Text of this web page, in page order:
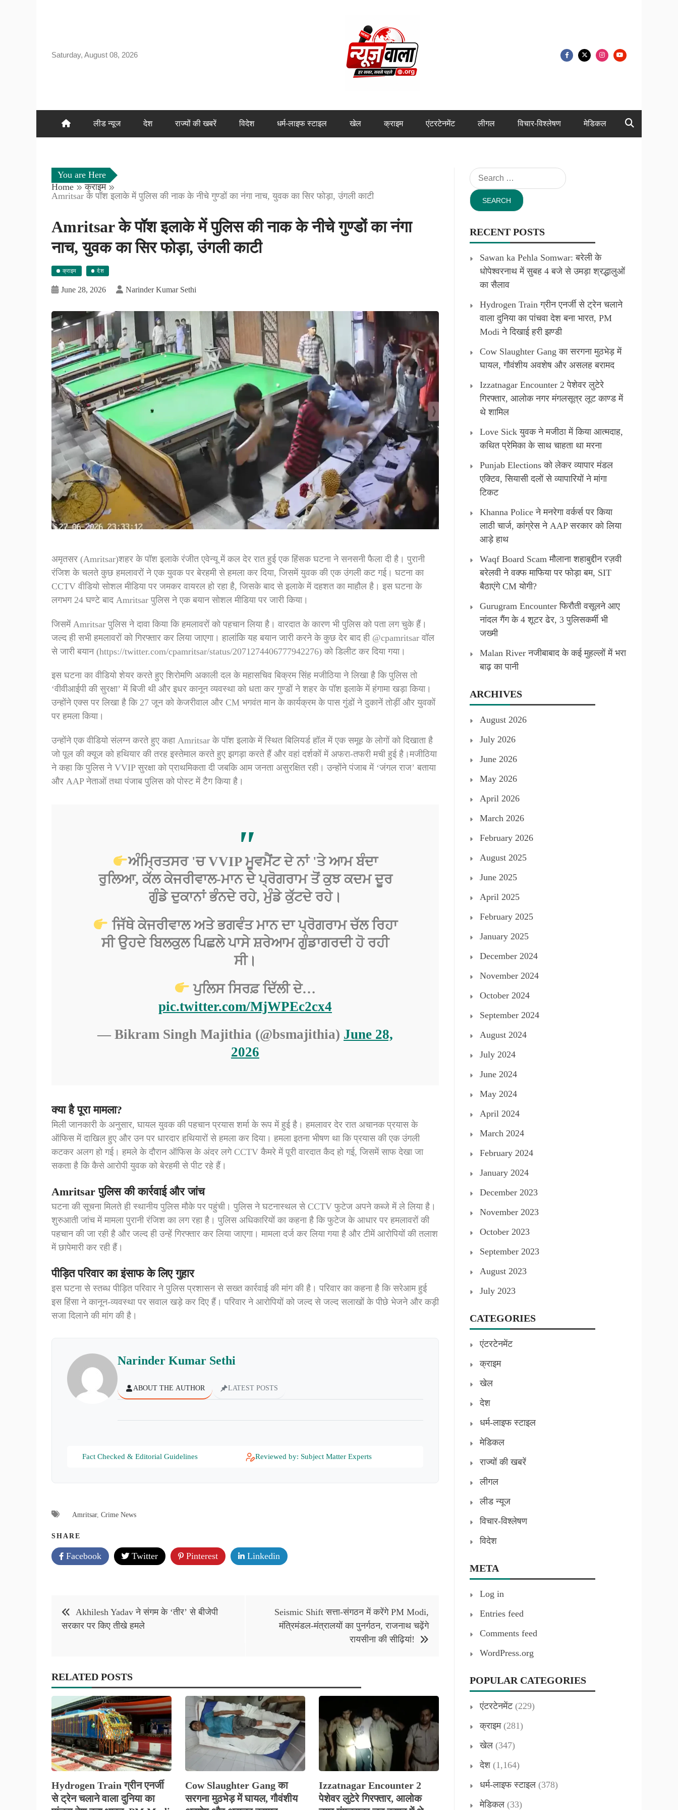
Saturday, August 08, 2026
लीड न्यूज देश राज्यों की खबरें विदेश धर्म-लाइफ स्टाइल खेल क्राइम एंटरटेनमेंट लीगल विचार-विश्लेषण मेडिकल
You are Here
Home
क्राइम
Amritsar के पॉश इलाके में पुलिस की नाक के नीचे गुण्डों का नंगा नाच, युवक का सिर फोड़ा, उंगली काटी
Amritsar के पॉश इलाके में पुलिस की नाक के नीचे गुण्डों का नंगा
नाच, युवक का सिर फोड़ा, उंगली काटी
क्राइम देश
June 28, 2026 Narinder Kumar Sethi
अमृतसर (Amritsar)शहर के पॉश इलाके रंजीत एवेन्यू में कल देर रात हुई एक हिंसक घटना ने सनसनी फैला दी है। पुरानी
रंजिश के चलते कुछ हमलावरों ने एक युवक पर बेरहमी से हमला कर दिया, जिसमें युवक की एक उंगली कट गई। घटना का
CCTV वीडियो सोशल मीडिया पर जमकर वायरल हो रहा है, जिसके बाद से इलाके में दहशत का माहौल है। इस घटना के
लगभग 24 घण्टे बाद Amritsar पुलिस ने एक बयान सोशल मीडिया पर जारी किया।
जिसमें Amritsar पुलिस ने दावा किया कि हमलावरों को पहचान लिया है। वारदात के कारण भी पुलिस को पता लग चुके हैं।
जल्द ही सभी हमलावरों को गिरफ्तार कर लिया जाएगा। हालांकि यह बयान जारी करने के कुछ देर बाद ही @cpamritsar वॉल
से जारी बयान (https://twitter.com/cpamritsar/status/2071274406777942276) को डिलीट कर दिया गया।
इस घटना का वीडियो शेयर करते हुए शिरोमणि अकाली दल के महासचिव बिक्रम सिंह मजीठिया ने लिखा है कि पुलिस तो
‘वीवीआईपी की सुरक्षा’ में बिजी थी और इधर कानून व्यवस्था को धता कर गुण्डों ने शहर के पॉश इलाके में हंगामा खड़ा किया।
उन्होंने एक्स पर लिखा है कि 27 जून को केजरीवाल और CM भगवंत मान के कार्यक्रम के पास गुंडों ने दुकानें तोड़ीं और युवकों
पर हमला किया।
उन्होंने एक वीडियो संलग्न करते हुए कहा Amritsar के पॉश इलाके में स्थित बिलियर्ड हॉल में एक समूह के लोगों को दिखाता है
जो पूल की क्यूज को हथियार की तरह इस्तेमाल करते हुए झगड़ा करते हैं और वहां दर्शकों में अफरा-तफरी मची हुई है।मजीठिया
ने कहा कि पुलिस ने VVIP सुरक्षा को प्राथमिकता दी जबकि आम जनता असुरक्षित रही। उन्होंने पंजाब में ‘जंगल राज’ बताया
और AAP नेताओं तथा पंजाब पुलिस को पोस्ट में टैग किया है।
ਅੰਮ੍ਰਿਤਸਰ 'ਚ VVIP ਮੂਵਮੈਂਟ ਦੇ ਨਾਂ 'ਤੇ ਆਮ ਬੰਦਾ
ਰੁਲਿਆ, ਕੱਲ ਕੇਜਰੀਵਾਲ-ਮਾਨ ਦੇ ਪ੍ਰੋਗਰਾਮ ਤੋਂ ਕੁਝ ਕਦਮ ਦੂਰ
ਗੁੰਡੇ ਦੁਕਾਨਾਂ ਭੰਨਦੇ ਰਹੇ, ਮੁੰਡੇ ਕੁੱਟਦੇ ਰਹੇ।
ਜਿੱਥੇ ਕੇਜਰੀਵਾਲ ਅਤੇ ਭਗਵੰਤ ਮਾਨ ਦਾ ਪ੍ਰੋਗਰਾਮ ਚੱਲ ਰਿਹਾ
ਸੀ ਉਹਦੇ ਬਿਲਕੁਲ ਪਿਛਲੇ ਪਾਸੇ ਸ਼ਰੇਆਮ ਗੁੰਡਾਗਰਦੀ ਹੋ ਰਹੀ
ਸੀ।
ਪੁਲਿਸ ਸਿਰਫ਼ ਦਿੱਲੀ ਦੇ…
pic.twitter.com/MjWPEc2cx4
— Bikram Singh Majithia (@bsmajithia) June 28,
2026
क्या है पूरा मामला?
मिली जानकारी के अनुसार, घायल युवक की पहचान प्रयास शर्मा के रूप में हुई है। हमलावर देर रात अचानक प्रयास के
ऑफिस में दाखिल हुए और उन पर धारदार हथियारों से हमला कर दिया। हमला इतना भीषण था कि प्रयास की एक उंगली
कटकर अलग हो गई। हमले के दौरान ऑफिस के अंदर लगे CCTV कैमरे में पूरी वारदात कैद हो गई, जिसमें साफ देखा जा
सकता है कि कैसे आरोपी युवक को बेरहमी से पीट रहे हैं।
Amritsar पुलिस की कार्रवाई और जांच
घटना की सूचना मिलते ही स्थानीय पुलिस मौके पर पहुंची। पुलिस ने घटनास्थल से CCTV फुटेज अपने कब्जे में ले लिया है।
शुरुआती जांच में मामला पुरानी रंजिश का लग रहा है। पुलिस अधिकारियों का कहना है कि फुटेज के आधार पर हमलावरों की
पहचान की जा रही है और जल्द ही उन्हें गिरफ्तार कर लिया जाएगा। मामला दर्ज कर लिया गया है और टीमें आरोपियों की तलाश
में छापेमारी कर रही हैं।
पीड़ित परिवार का इंसाफ के लिए गुहार
इस घटना से स्तब्ध पीड़ित परिवार ने पुलिस प्रशासन से सख्त कार्रवाई की मांग की है। परिवार का कहना है कि सरेआम हुई
इस हिंसा ने कानून-व्यवस्था पर सवाल खड़े कर दिए हैं। परिवार ने आरोपियों को जल्द से जल्द सलाखों के पीछे भेजने और कड़ी
सजा दिलाने की मांग की है।
Narinder Kumar Sethi
ABOUT THE AUTHOR LATEST POSTS
Fact Checked & Editorial Guidelines Reviewed by: Subject Matter Experts
Amritsar, Crime News
SHARE
Facebook Twitter Pinterest Linkedin
navigation
Akhilesh Yadav ने संगम के ‘तीर’ से बीजेपी
सरकार पर किए तीखे हमले
Seismic Shift सत्ता-संगठन में करेंगे PM Modi,
मंत्रिमंडल-मंत्रालयों का पुनर्गठन, राजनाथ चढ़ेंगे
रायसीना की सीढ़ियां!
RELATED POSTS
Hydrogen Train ग्रीन एनर्जी
से ट्रेन चलाने वाला दुनिया का
Cow Slaughter Gang का
सरगना मुठभेड़ में घायल, गौवंशीय
Izzatnagar Encounter 2
पेशेवर लुटेरे गिरफ्तार, आलोक
Search
for:
RECENT POSTS
Sawan ka Pehla Somwar: बरेली के
धोपेश्वरनाथ में सुबह 4 बजे से उमड़ा श्रद्धालुओं
का सैलाव
Hydrogen Train ग्रीन एनर्जी से ट्रेन चलाने
वाला दुनिया का पांचवा देश बना भारत, PM
Modi ने दिखाई हरी झण्डी
Cow Slaughter Gang का सरगना मुठभेड़ में
घायल, गौवंशीय अवशेष और असलह बरामद
Izzatnagar Encounter 2 पेशेवर लुटेरे
गिरफ्तार, आलोक नगर मंगलसूत्र लूट काण्‍ड में
थे शामिल
Love Sick युवक ने मजीठा में किया आत्मदाह,
कथित प्रेमिका के साथ चाहता था मरना
Punjab Elections को लेकर व्यापार मंडल
एक्टिव, सियासी दलों से व्यापारियों ने मांगा
टिकट
Khanna Police ने मनरेगा वर्कर्स पर किया
लाठी चार्ज, कांग्रेस ने AAP सरकार को लिया
आड़े हाथ
Waqf Board Scam मौलाना शहाबुद्दीन रज़वी
बरेलवी ने वक्फ माफिया पर फोड़ा बम, SIT
बैठाएंगे CM योगी?
Gurugram Encounter फिरौती वसूलने आए
नांदल गैंग के 4 शूटर ढेर, 3 पुलिसकर्मी भी
जख्मी
Malan River नजीबाबाद के कई मुहल्लों में भरा
बाढ़ का पानी
ARCHIVES
August 2026
July 2026
June 2026
May 2026
April 2026
March 2026
February 2026
August 2025
June 2025
April 2025
February 2025
January 2025
December 2024
November 2024
October 2024
September 2024
August 2024
July 2024
June 2024
May 2024
April 2024
March 2024
February 2024
January 2024
December 2023
November 2023
October 2023
September 2023
August 2023
July 2023
CATEGORIES
एंटरटेनमेंट
क्राइम
खेल
देश
धर्म-लाइफ स्टाइल
मेडिकल
राज्यों की खबरें
लीगल
लीड न्यूज
विचार-विश्लेषण
विदेश
META
Log in
Entries feed
Comments feed
WordPress.org
POPULAR CATEGORIES
एंटरटेनमेंट(229)
क्राइम(281)
खेल (347)
देश (1,164)
धर्म-लाइफ स्टाइल (378)
मेडिकल (33)